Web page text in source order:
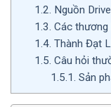
1.2. Nguồn
1.3. Các thương
1.4. Thành Đạt
1.5. Câu hỏi
1.5.1. Sản